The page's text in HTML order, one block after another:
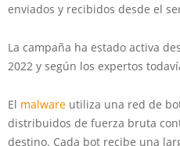
enviados y recibidos desde el
La campaña ha estado activa
2022 y según los expertos
El malware utiliza una red de
distribuidos de fuerza bruta
destino. Cada bot recibe una